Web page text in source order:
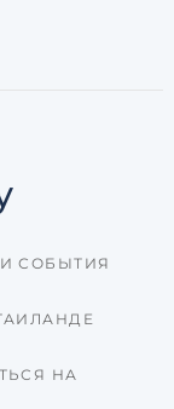
СОБЫТИЯ
НА